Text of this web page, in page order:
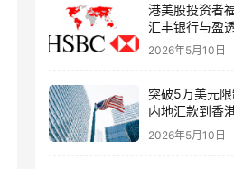
港美股投资者
汇丰银行与盈
（IBKR）绑定
2026年5月10日
突破5万美元
内地汇款到香
4种合法路径、
比与避坑指南
2026年5月10日